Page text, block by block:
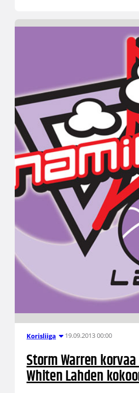
Korisliiga 19.09.2013 00:00
Storm Warren
Whiten Lahden